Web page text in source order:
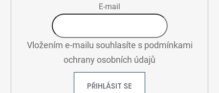
E-mail
Vložením e-mailu souhlasíte s podmínkami
ochrany osobních údajů
PŘIHLÁSIT SE